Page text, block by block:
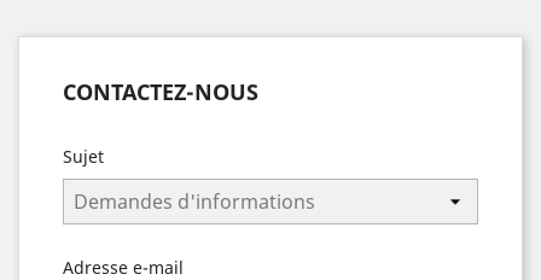
CONTACTEZ-NOUS
Sujet
Adresse e-mail